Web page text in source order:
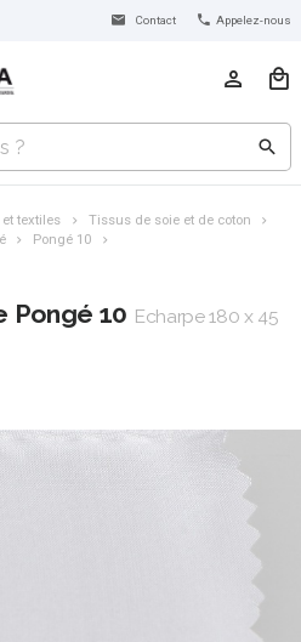
Contact Appelez-nous
textiles
Tissus de soie et de coton
Pongé 10
Pongé 10 Echarpe 180 x 45